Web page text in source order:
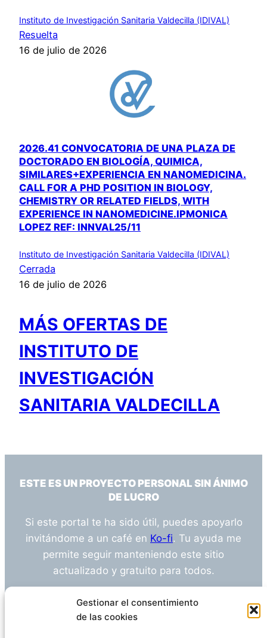
Gestionar el consentimiento
de las cookies
Instituto de Investigación Sanitaria Valdecilla (IDIVAL)
Resuelta
16 de julio de 2026
2026.41 CONVOCATORIA DE UNA PLAZA DE
DOCTORADO EN BIOLOGÍA, QUIMICA,
SIMILARES+EXPERIENCIA EN NANOMEDICINA.
CALL FOR A PHD POSITION IN BIOLOGY,
CHEMISTRY OR RELATED FIELDS, WITH
EXPERIENCE IN NANOMEDICINE.IPMONICA
LOPEZ REF: INNVAL25/11
Instituto de Investigación Sanitaria Valdecilla (IDIVAL)
Cerrada
16 de julio de 2026
MÁS OFERTAS DE
INSTITUTO DE
INVESTIGACIÓN
SANITARIA VALDECILLA
ESTE ES UN PROYECTO PERSONAL SIN ÁNIMO
DE LUCRO
Si este portal te ha sido útil, puedes apoyarlo
invitándome a un café en Ko-fi. Tu ayuda me
permite seguir manteniendo este sitio
actualizado y gratuito para todos.
¿Tienes alguna duda o sugerencia? Escríbeme
info@empleosanitarioinvestigacion.es